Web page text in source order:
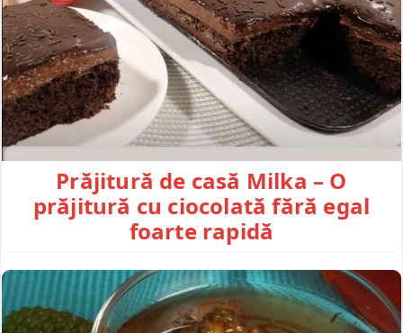
Prăjitură de casă Milka – O
prăjitură cu ciocolată fără egal
foarte rapidă